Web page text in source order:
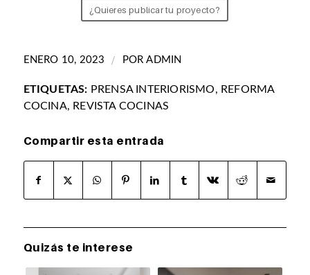
¿Quieres publicar tu proyecto?
ENERO 10, 2023 / PORADMIN
ETIQUETAS: PRENSA INTERIORISMO, REFORMA
COCINA, REVISTA COCINAS
Compartir esta entrada
Quizás te interese